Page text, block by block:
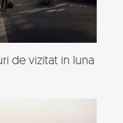
de vizitat in luna